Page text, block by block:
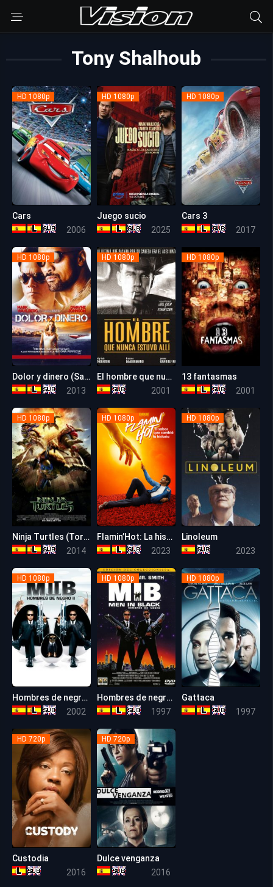
Tony Shalhoub
HD 1080p
Cars
2006
HD 1080p
Juego sucio
2025
HD 1080p
Cars 3
2017
HD 1080p
Dolor y dinero (Sangre, Sudor y Gloria)
2013
HD 1080p
El hombre que nunca estuvo allí
2001
HD 1080p
13 fantasmas
2001
HD 1080p
Ninja Turtles (Tortugas Ninja)
2014
HD 1080p
Flamin’Hot: La historia de los Cheetos picantes
2023
HD 1080p
Linoleum
2023
6.2
HD 1080p
Hombres de negro II (Men in Black II)
2002
7.3
HD 1080p
Hombres de negro (Men in Black)
1997
HD 1080p
Gattaca
1997
HD 720p
Custodia
2016
HD 720p
Dulce venganza
2016